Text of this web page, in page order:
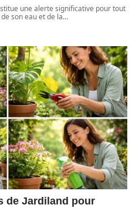
une alerte significative pour tout
son eau et de la…
de Jardiland pour